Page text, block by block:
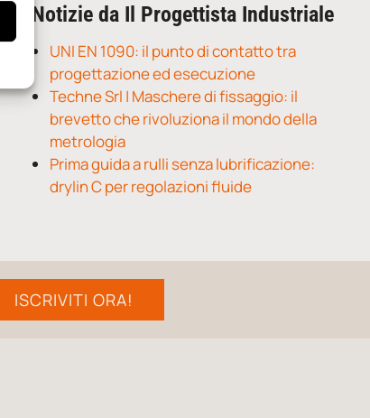
Notizie da Il Progettista Industriale
UNI EN 1090: il punto di contatto tra
progettazione ed esecuzione
Techne Srl | Maschere di fissaggio: il
brevetto che rivoluziona il mondo della
metrologia
Prima guida a rulli senza lubrificazione:
drylin C per regolazioni fluide
ISCRIVITI ORA!